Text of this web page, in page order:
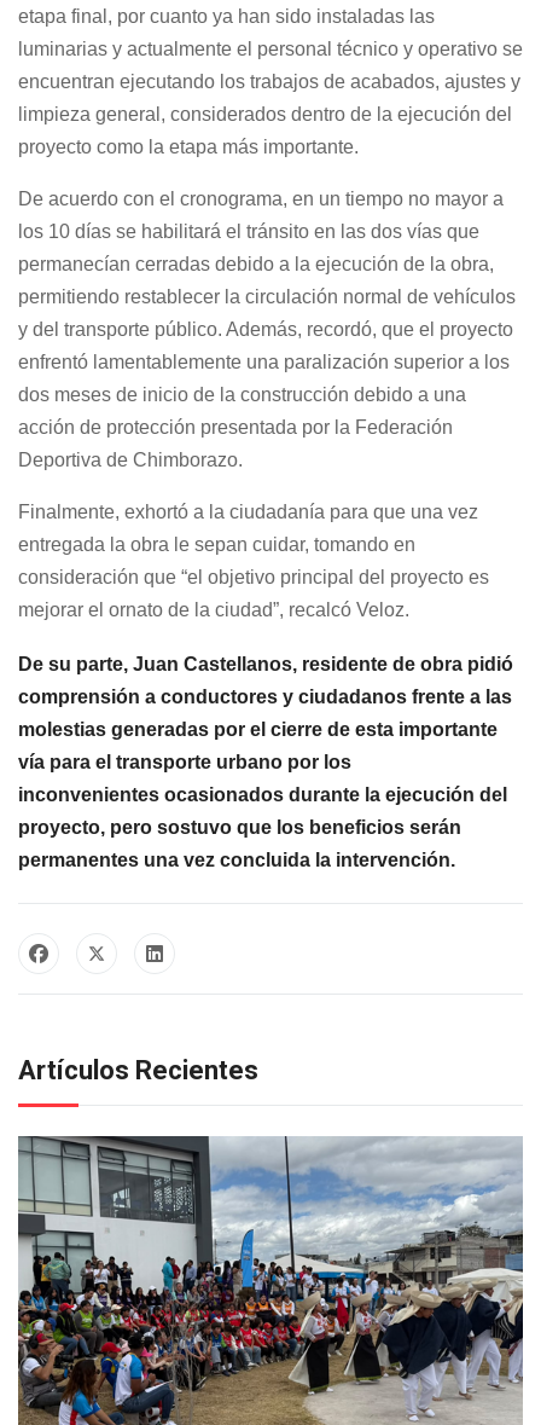
etapa final, por cuanto ya han sido instaladas las
luminarias y actualmente el personal técnico y operativo se
encuentran ejecutando los trabajos de acabados, ajustes y
limpieza general, considerados dentro de la ejecución del
proyecto como la etapa más importante.
De acuerdo con el cronograma, en un tiempo no mayor a
los 10 días se habilitará el tránsito en las dos vías que
permanecían cerradas debido a la ejecución de la obra,
permitiendo restablecer la circulación normal de vehículos
y del transporte público. Además, recordó, que el proyecto
enfrentó lamentablemente una paralización superior a los
dos meses de inicio de la construcción debido a una
acción de protección presentada por la Federación
Deportiva de Chimborazo.
Finalmente, exhortó a la ciudadanía para que una vez
entregada la obra le sepan cuidar, tomando en
consideración que “el objetivo principal del proyecto es
mejorar el ornato de la ciudad”, recalcó Veloz.
De su parte, Juan Castellanos, residente de obra pidió
comprensión a conductores y ciudadanos frente a las
molestias generadas por el cierre de esta importante
vía para el transporte urbano por los
inconvenientes ocasionados durante la ejecución del
proyecto, pero sostuvo que los beneficios serán
permanentes una vez concluida la intervención.
Artículos Recientes